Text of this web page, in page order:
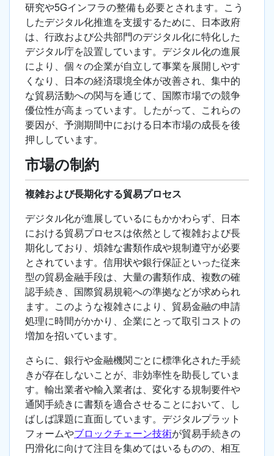
研究や5Gインフラの整備も必要とされます。こう
したデジタル化推進を支援するために、日本政府
は、行政および公共部門のデジタル化に特化した
デジタル庁を設置しています。デジタル化の進展
により、個々の企業が自立して事業を展開しやす
くなり、日本の経済環境全体が改善され、集中的
な貿易活動への関与を通じて、国際市場での競争
優位性が高まっています。したがって、これらの
要因が、予測期間中における日本市場の成長を後
押ししています。
市場の制約
複雑および長期化する貿易プロセス
デジタル化が進展しているにもかかわらず、日本
における貿易プロセスは依然として複雑および長
期化しており、煩雑な書類作成や規制遵守が必要
とされています。信用状や銀行保証といった従来
型の貿易金融手段は、大量の書類作成、複数の確
認手続き、国際貿易規範への準拠などが求められ
ます。このような複雑さにより、貿易金融の申請
処理に時間がかかり、企業にとって取引コストの
増加を招いています。
さらに、銀行や金融機関ごとに標準化された手続
きが存在しないことが、非効率性を助長していま
す。輸出業者や輸入業者は、変化する規制要件や
通関手続きに書類を適合させることにおいて、し
ばしば課題に直面しています。デジタルプラット
フォームやブロックチェーン技術が貿易手続きの
円滑化に向けて注目を集めてはいるものの、相互